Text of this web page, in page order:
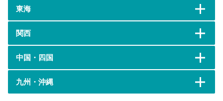
東海
関西
中国・四国
九州・沖縄